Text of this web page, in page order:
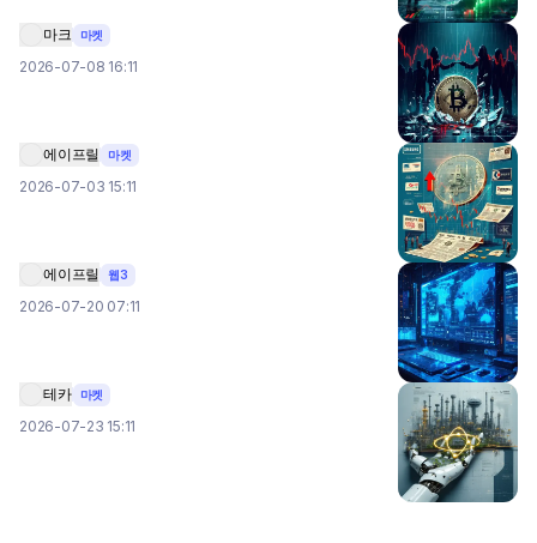
마크 마켓
2026-07-08 16:11
에이프릴 마켓
2026-07-03 15:11
에이프릴 웹3
2026-07-20 07:11
테카 마켓
2026-07-23 15:11